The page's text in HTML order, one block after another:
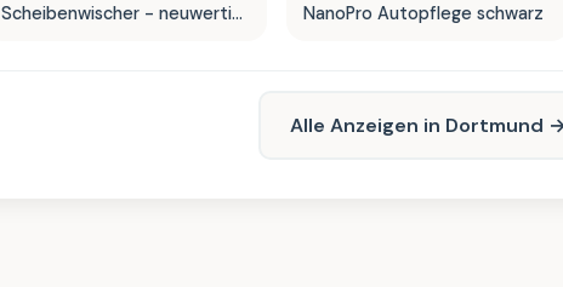
Scheibenwischer - neuwertig
NanoPro Autopflege schwarz
Alle Anzeigen in Dortmund